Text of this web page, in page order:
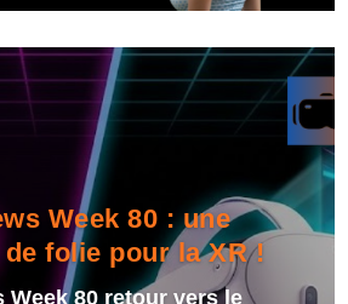
Week 80 : une
folie pour la XR !
Week 80 retour vers le